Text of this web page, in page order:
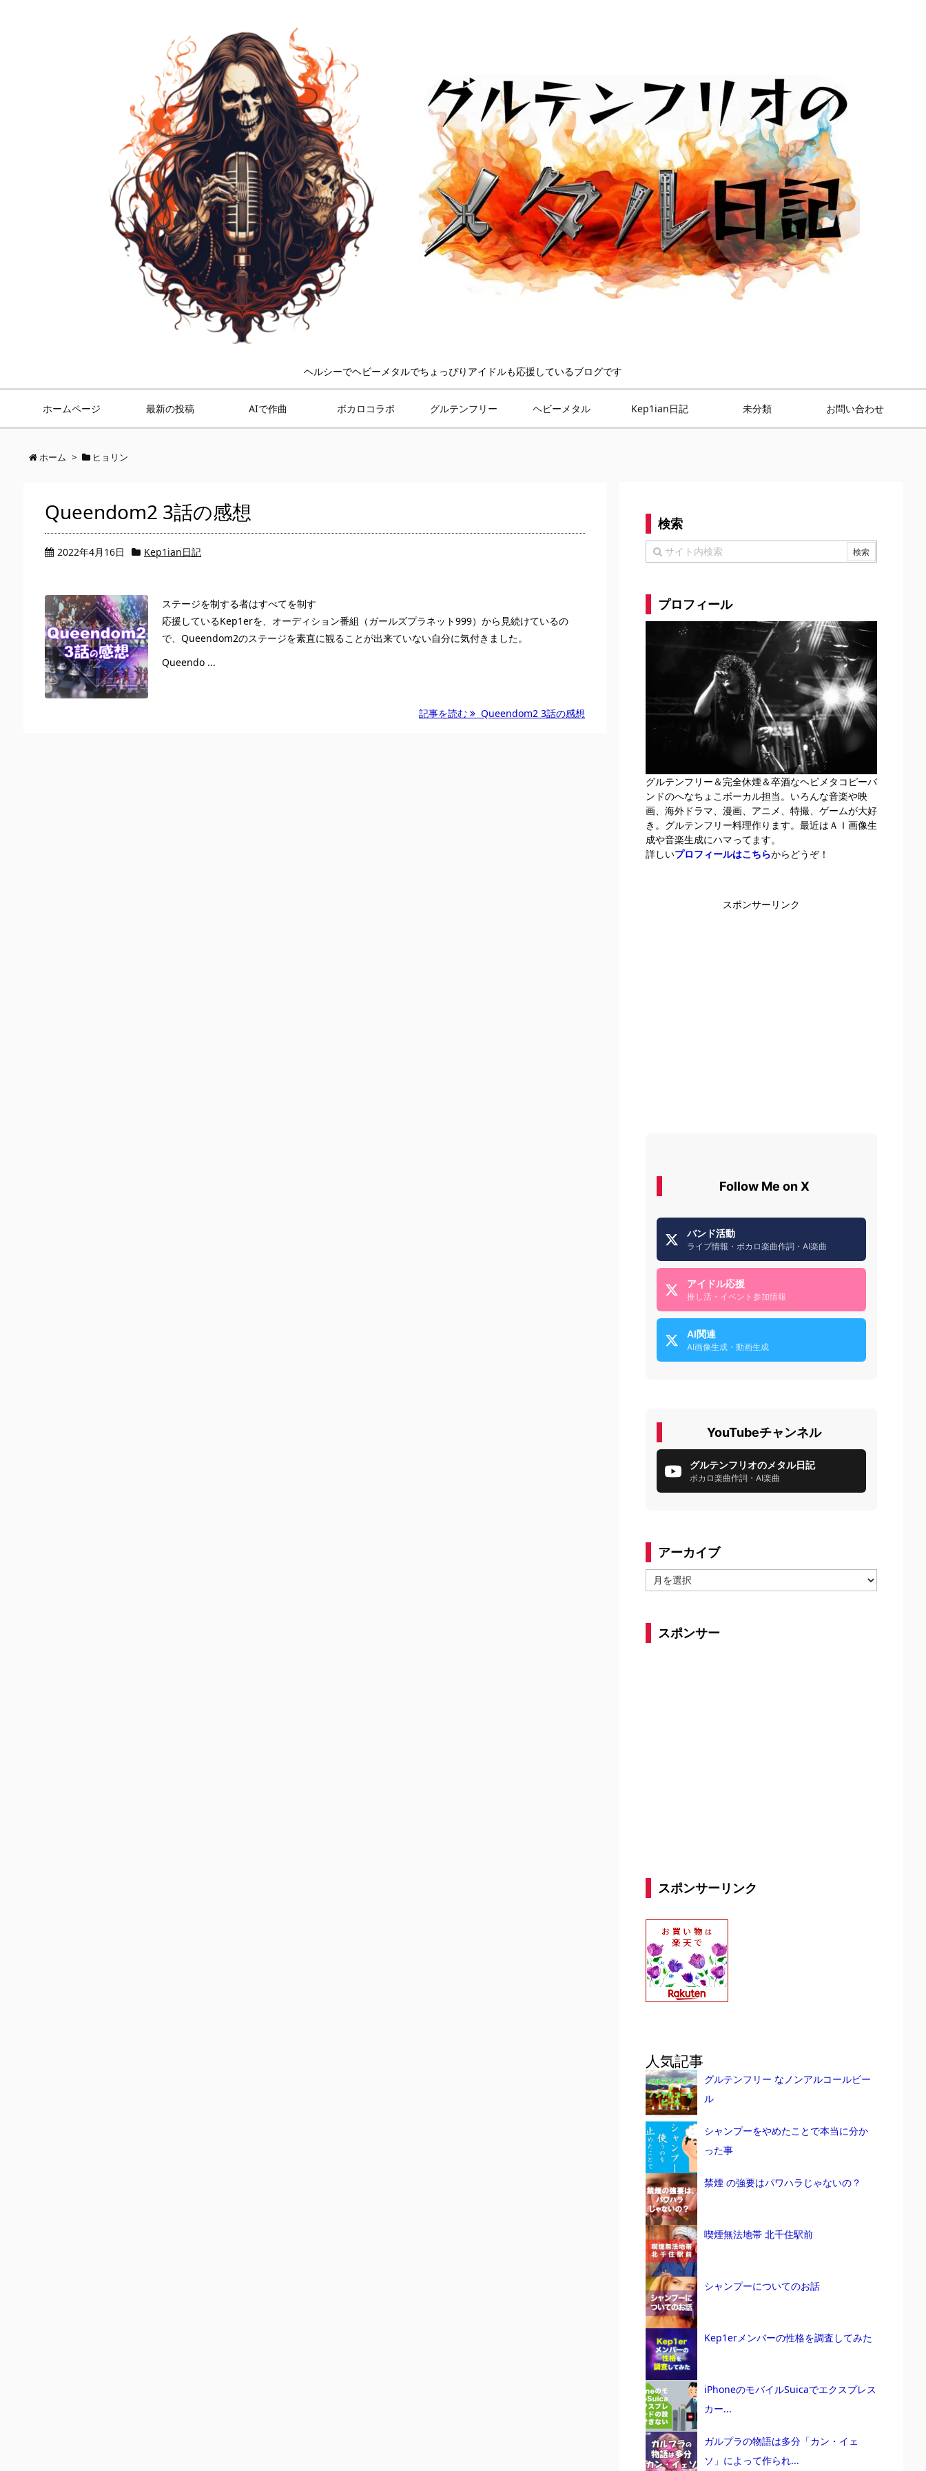
ヘルシーでヘビーメタルでちょっぴりアイドルも応援しているブログです
ホームページ 最新の投稿 AIで作曲 ボカロコラボ グルテンフリー ヘビーメタル Kep1ian日記 未分類 お問い合わせ
ホーム > ヒョリン
Queendom2 3話の感想
2022年4月16日 Kep1ian日記
ステージを制する者はすべてを制す
応援しているKep1erを、オーディション番組（ガールズプラネット999）から見続けているの
で、Queendom2のステージを素直に観ることが出来ていない自分に気付きました。
Queendo ...
記事を読む Queendom2 3話の感想
検索
プロフィール
グルテンフリー＆完全休煙＆卒酒なヘビメタコピーバ
ンドのへなちょこボーカル担当。いろんな音楽や映
画、海外ドラマ、漫画、アニメ、特撮、ゲームが大好
き。グルテンフリー料理作ります。最近はＡＩ画像生
成や音楽生成にハマってます。
詳しいプロフィールはこちらからどうぞ！
スポンサーリンク
Follow Me on X
バンド活動
ライブ情報・ボカロ楽曲作詞・AI楽曲
アイドル応援
推し活・イベント参加情報
AI関連
AI画像生成・動画生成
YouTubeチャンネル
グルテンフリオのメタル日記
ボカロ楽曲作詞・AI楽曲
アーカイブ
ー
スポンサー
スポンサーリンク
人気記事
グルテンフリー なノンアルコールビー
ル
シャンプーをやめたことで本当に分か
った事
禁煙 の強要はパワハラじゃないの？
喫煙無法地帯 北千住駅前
シャンプーについてのお話
Kep1erメンバーの性格を調査してみた
iPhoneのモバイルSuicaでエクスプレス
カー...
ガルプラの物語は多分「カン・イェ
ソ」によって作られ...